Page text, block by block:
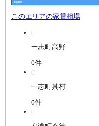
町名選択
このエリアの家賃相場
一志町高野
0件
一志町其村
0件